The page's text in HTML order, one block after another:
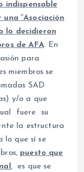
indispensable
“Asociación
lo decidieron
de AFA. En
para
miembros se
SAD
y/o a que
fuere su
la estructura
lo que sí se
puesto que
, es que se